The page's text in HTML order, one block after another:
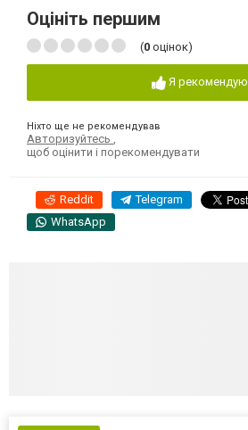
Оцініть першим
(0 оцінок)
Я рекомендую
Ніхто ще не рекомендував
Авторизуйтесь ,
щоб оцінити і порекомендувати
Reddit Telegram
WhatsApp